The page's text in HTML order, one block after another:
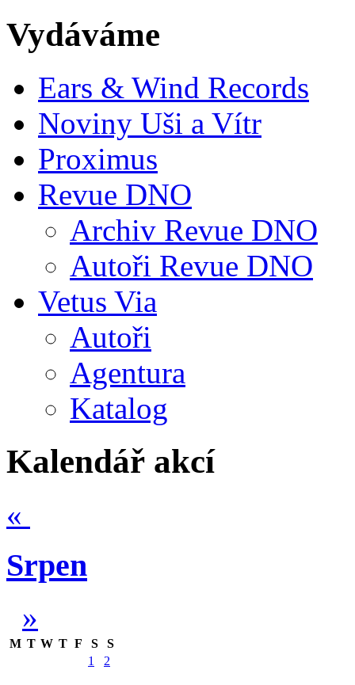
Vydáváme
Ears & Wind Records
Noviny Uši a Vítr
Proximus
Revue DNO
Archiv Revue DNO
Autoři Revue DNO
Vetus Via
Autoři
Agentura
Katalog
Kalendář akcí
«
Srpen
»
M T W T F S
S
1
2